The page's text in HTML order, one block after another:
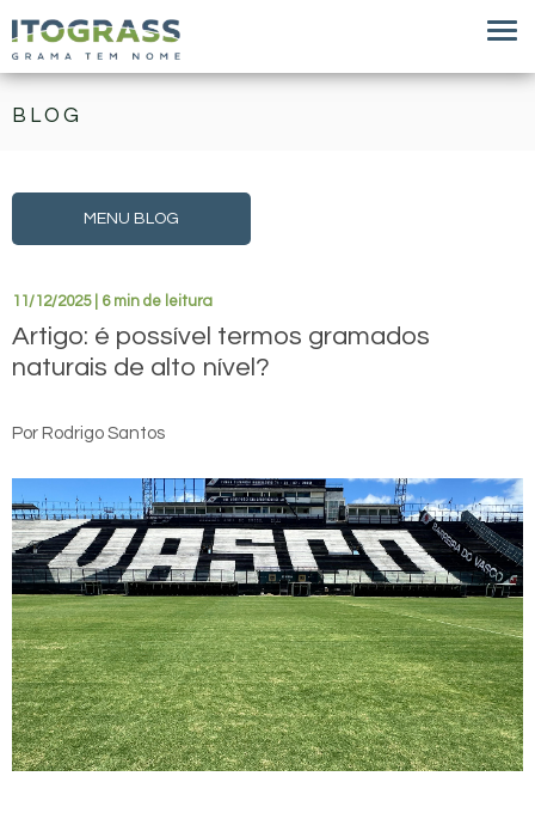
BLOG
MENU BLOG
11/12/2025 | 6 min de leitura
Artigo: é possível termos gramados
naturais de alto nível?
Por Rodrigo Santos